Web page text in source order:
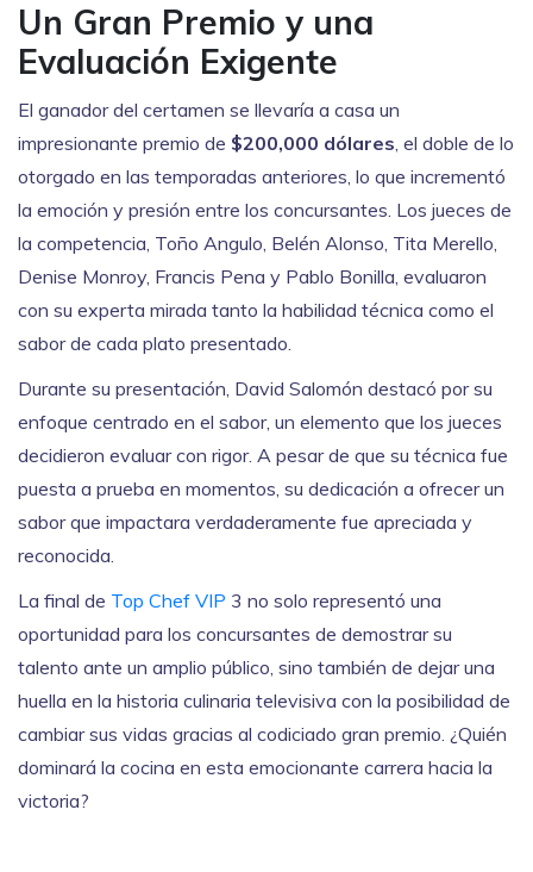
Un Gran Premio y una
Evaluación Exigente
El ganador del certamen se llevaría a casa un
impresionante premio de $200,000 dólares, el doble de lo
otorgado en las temporadas anteriores, lo que incrementó
la emoción y presión entre los concursantes. Los jueces de
la competencia, Toño Angulo, Belén Alonso, Tita Merello,
Denise Monroy, Francis Pena y Pablo Bonilla, evaluaron
con su experta mirada tanto la habilidad técnica como el
sabor de cada plato presentado.
Durante su presentación, David Salomón destacó por su
enfoque centrado en el sabor, un elemento que los jueces
decidieron evaluar con rigor. A pesar de que su técnica fue
puesta a prueba en momentos, su dedicación a ofrecer un
sabor que impactara verdaderamente fue apreciada y
reconocida.
La final de Top Chef VIP 3 no solo representó una
oportunidad para los concursantes de demostrar su
talento ante un amplio público, sino también de dejar una
huella en la historia culinaria televisiva con la posibilidad de
cambiar sus vidas gracias al codiciado gran premio. ¿Quién
dominará la cocina en esta emocionante carrera hacia la
victoria?